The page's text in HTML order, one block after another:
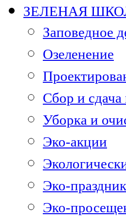
ЗЕЛЕНАЯ
Заповедное
Озеленение
Сбор и сдача
Уборка и
Эко-акции
Эко-
Эко-